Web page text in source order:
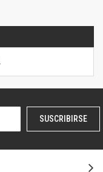
SUSCRIBIRSE